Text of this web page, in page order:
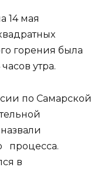
14 мая
горения была
утра.
по Самарской
процесса.
в